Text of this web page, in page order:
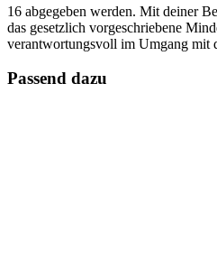
16 abgegeben werden. Mit deiner
das gesetzlich vorgeschriebene
verantwortungsvoll im Umgang mit
Passend dazu